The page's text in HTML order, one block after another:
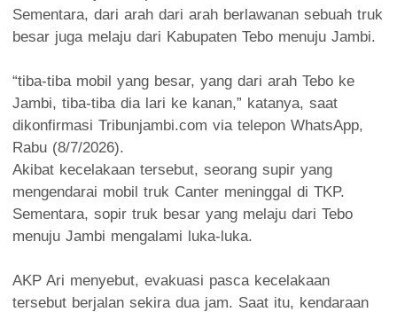
Sementara, dari arah dari arah berlawanan sebuah truk
besar juga melaju dari Kabupaten Tebo menuju Jambi.
“tiba-tiba mobil yang besar, yang dari arah Tebo ke
Jambi, tiba-tiba dia lari ke kanan,” katanya, saat
dikonfirmasi Tribunjambi.com via telepon WhatsApp,
Rabu (8/7/2026).
Akibat kecelakaan tersebut, seorang supir yang
mengendarai mobil truk Canter meninggal di TKP.
Sementara, sopir truk besar yang melaju dari Tebo
menuju Jambi mengalami luka-luka.
AKP Ari menyebut, evakuasi pasca kecelakaan
tersebut berjalan sekira dua jam. Saat itu, kendaraan